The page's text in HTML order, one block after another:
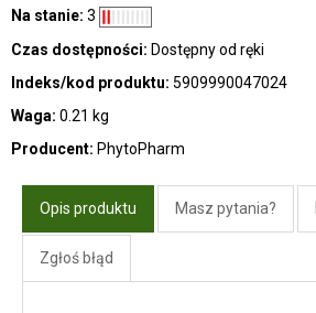
Na stanie: 3
Czas dostępności: Dostępny od ręki
Indeks/kod produktu: 5909990047024
Waga: 0.21 kg
Producent: PhytoPharm
Opis produktu Masz pytania?
Zgłoś błąd